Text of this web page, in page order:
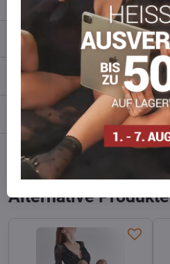
Beschreibung
Bewertungen
Diskussion 0
Facebook
Alternative Produkte